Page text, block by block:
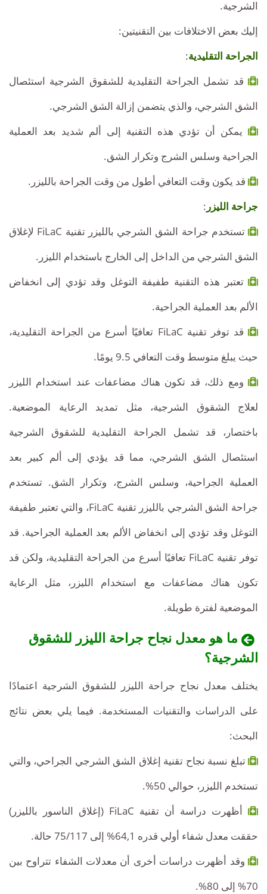
الشرجية.
إليك بعض الاختلافات بين التقنيتين:
الجراحة التقليدية:
قد تشمل الجراحة التقليدية للشقوق الشرجية استئصال
الشق الشرجي، والذي يتضمن إزالة الشق الشرجي.
يمكن أن تؤدي هذه التقنية إلى ألم شديد بعد العملية
الجراحية وسلس الشرج وتكرار الشق.
قد يكون وقت التعافي أطول من وقت الجراحة بالليزر.
جراحة الليزر :
تستخدم جراحة الشق الشرجي بالليزر تقنية FiLaC لإغلاق
الشق الشرجي من الداخل إلى الخارج باستخدام الليزر.
تعتبر هذه التقنية طفيفة التوغل وقد تؤدي إلى انخفاض
الألم بعد العملية الجراحية.
قد توفر تقنية FiLaC تعافيًا أسرع من الجراحة التقليدية،
حيث يبلغ متوسط ​​وقت التعافي 9.5 يومًا.
ومع ذلك، قد تكون هناك مضاعفات عند استخدام الليزر
لعلاج الشقوق الشرجية، مثل تمديد الرعاية الموضعية.
باختصار، قد تشمل الجراحة التقليدية للشقوق الشرجية
استئصال الشق الشرجي، مما قد يؤدي إلى ألم كبير بعد
العملية الجراحية، وسلس الشرج، وتكرار الشق. تستخدم
جراحة الشق الشرجي بالليزر تقنية FiLaC، والتي تعتبر طفيفة
التوغل وقد تؤدي إلى انخفاض الألم بعد العملية الجراحية. قد
توفر تقنية FiLaC تعافيًا أسرع من الجراحة التقليدية، ولكن قد
تكون هناك مضاعفات مع استخدام الليزر، مثل الرعاية
الموضعية لفترة طويلة.
ما هو معدل نجاح جراحة الليزر للشقوق
الشرجية؟
يختلف معدل نجاح جراحة الليزر للشقوق الشرجية اعتمادًا
على الدراسات والتقنيات المستخدمة. فيما يلي بعض نتائج
البحث:
تبلغ نسبة نجاح تقنية إغلاق الشق الشرجي الجراحي، والتي
تستخدم الليزر، حوالي 50%.
أظهرت دراسة أن تقنية FiLaC (إغلاق الناسور بالليزر)
حققت معدل شفاء أولي قدره 64,1% إلى 75/117 حالة.
وقد أظهرت دراسات أخرى أن معدلات الشفاء تتراوح بين
70% إلى 80%.